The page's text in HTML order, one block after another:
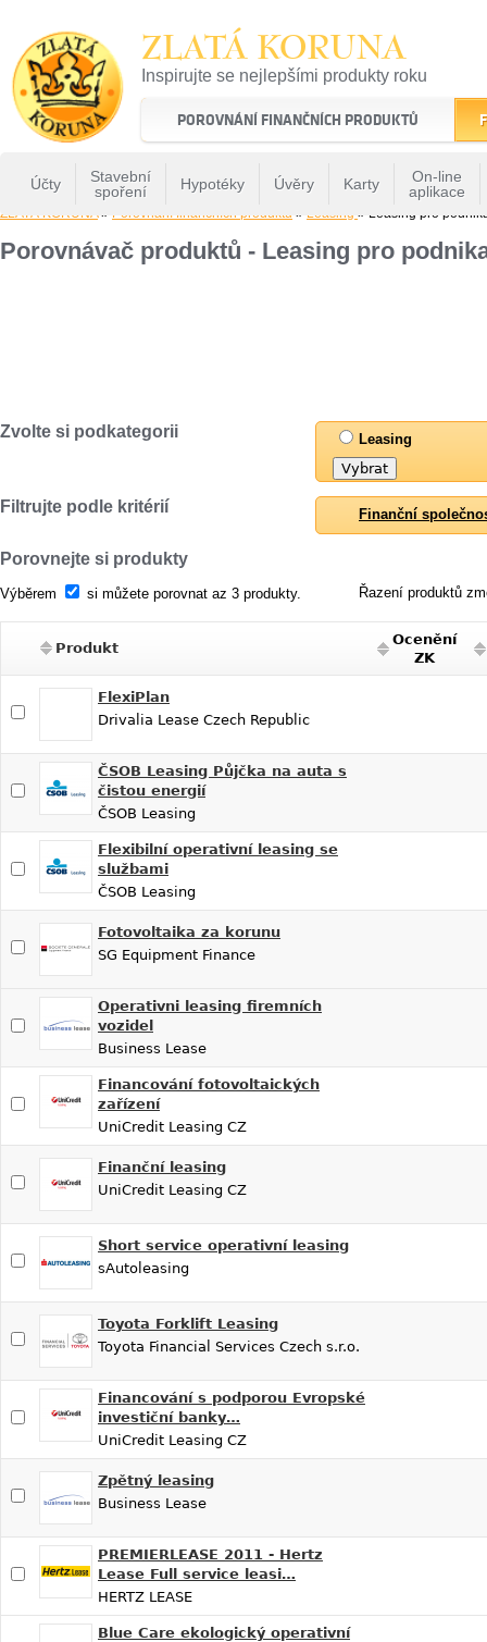
ZLATÁ KORUNA
Inspirujte se nejlepšími produkty roku
22 let tradice a kvality na finančním trhu
POROVNÁNÍ FINANČNÍCH PRODUKTŮ
Účty
Stavební
spoření
Hypotéky Úvěry Karty
On-line
aplikace
ZLATÁ KORUNA» Porovnání finančních produktů » Leasing » Leasing pro
Porovnávač produktů - Leasing pro
Zvolte si podkategorii Leasing
Filtrujte podle kritérií Finanční
Porovnejte si produkty
Řazení produktů
Výběrem si můžete porovnat az 3 produkty.
Produkt
Ocenění
ZK
FlexiPlan
Drivalia Lease Czech Republic
ČSOB Leasing Půjčka na auta s
čistou energií
ČSOB Leasing
Flexibilní operativní leasing se
službami
ČSOB Leasing
Fotovoltaika za korunu
SG Equipment Finance
Operativni leasing firemních
vozidel
Business Lease
Financování fotovoltaických
zařízení
UniCredit Leasing CZ
Finanční leasing
UniCredit Leasing CZ
Short service operativní leasing
sAutoleasing
Toyota Forklift Leasing
Toyota Financial Services Czech s.r.o.
Financování s podporou Evropské
investiční banky…
UniCredit Leasing CZ
Zpětný leasing
Business Lease
PREMIERLEASE 2011 - Hertz
Lease Full service leasi…
HERTZ LEASE
Blue Care ekologický operativní